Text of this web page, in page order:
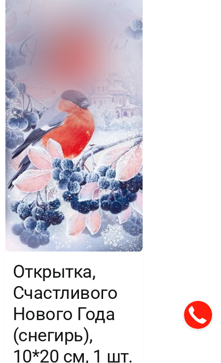
Открытка,
Счастливого
Нового Года
(снегирь),
10*20 см, 1 шт.